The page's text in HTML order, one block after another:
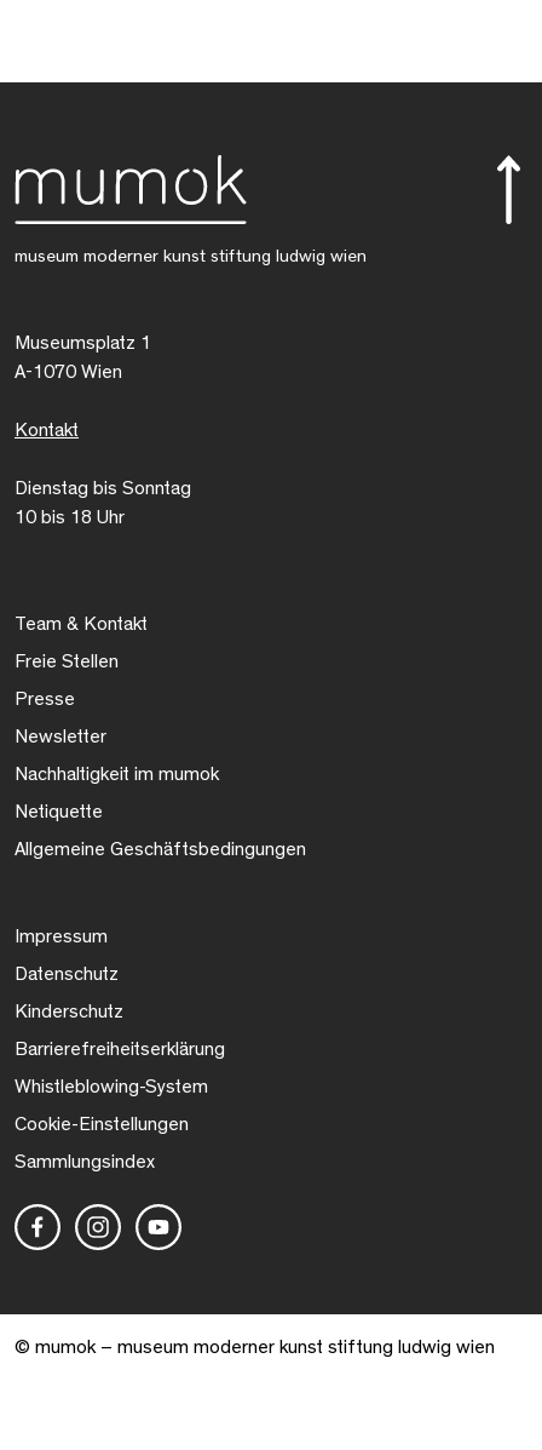
museum moderner kunst stiftung ludwig wien
Museumsplatz 1
A-1070 Wien
Kontakt
Dienstag bis Sonntag
10 bis 18 Uhr
Team & Kontakt
Freie Stellen
Presse
Newsletter
Nachhaltigkeit im mumok
Netiquette
Allgemeine Geschäftsbedingungen
Impressum
Datenschutz
Kinderschutz
Barrierefreiheitserklärung
Whistleblowing-System
Cookie-Einstellungen
Sammlungsindex
© mumok – museum moderner kunst stiftung ludwig wien